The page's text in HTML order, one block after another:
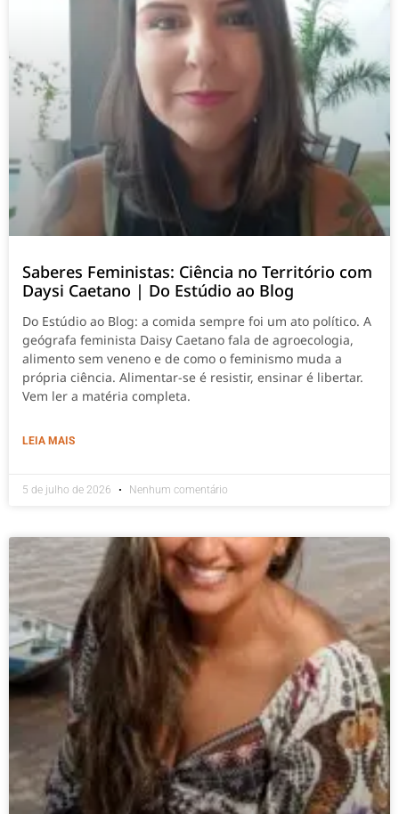
Saberes Feministas: Ciência no Território com
Daysi Caetano | Do Estúdio ao Blog
Do Estúdio ao Blog: a comida sempre foi um ato político. A
geógrafa feminista Daisy Caetano fala de agroecologia,
alimento sem veneno e de como o feminismo muda a
própria ciência. Alimentar-se é resistir, ensinar é libertar.
Vem ler a matéria completa.
LEIA MAIS
5 de julho de 2026 Nenhum comentário